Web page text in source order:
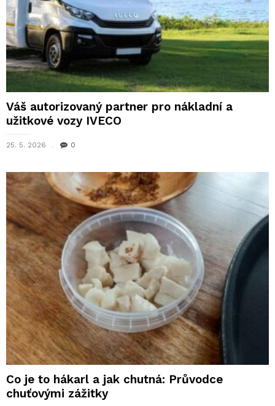
Váš autorizovaný partner pro nákladní a
užitkové vozy IVECO
25. 5. 2026 0
Co je to hákarl a jak chutná: Průvodce
chuťovými zážitky